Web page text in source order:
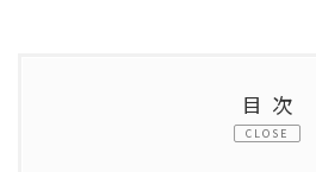
目次
CLOSE